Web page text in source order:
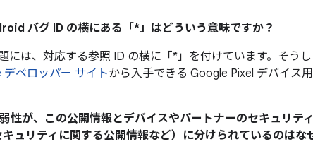
バグ ID の横にある「*」はどういう意味ですか？
には、対応する参照 ID の横に「*」を付けています。そう
デベロッパー サイトから入手できる Google Pixel デバイス
性が、この公開情報とデバイスやパートナーのセキュリテ
ュリティに関する公開情報など）に分けられているのはな